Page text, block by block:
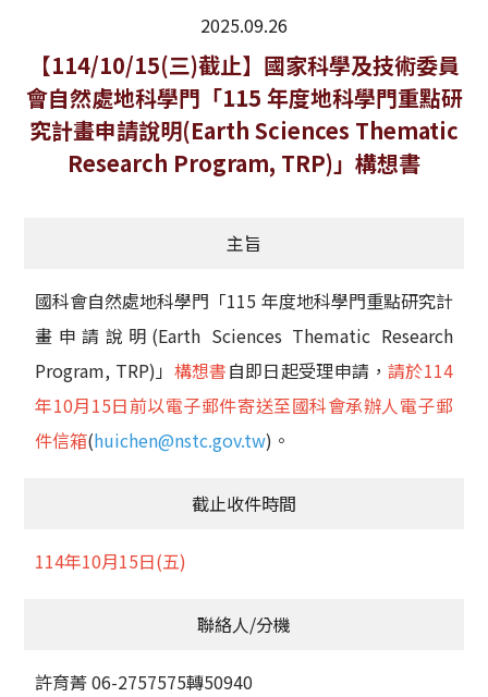
法規修訂
補助獎項
獲獎名單
其他
活動花絮
2025.09.26
最新消息
【114/10/15(三)截止】國家科學及技術委員
會自然處地科學門「115 年度地科學門重點研
究計畫申請說明(Earth Sciences Thematic
Research Program, TRP)」構想書
主旨
國科會自然處地科學門「115 年度地科學門重點研究計
畫申請說明(Earth Sciences Thematic Research
Program, TRP)」 構想書自即日起受理申請， 請於114
年10月15日前以電子郵件寄送至國科會承辦人電子郵
件信箱(huichen@nstc.gov.tw)。
截止收件時間
114年10月15日(五)
聯絡人/分機
許育菁 06-2757575轉50940